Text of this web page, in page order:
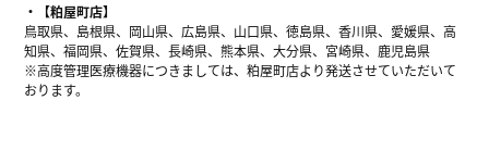
【粕屋町店】
鳥取県、島根県、岡山県、広島県、山口県、徳島県、香川県、愛媛県、高
知県、福岡県、佐賀県、長崎県、熊本県、大分県、宮崎県、鹿児島県
※高度管理医療機器につきましては、粕屋町店より発送させていただいて
おります。